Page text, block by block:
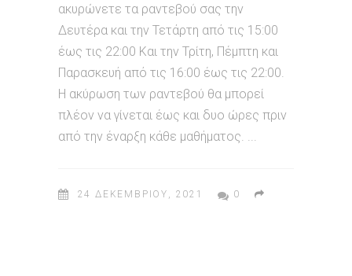
ακυρώνετε τα ραντεβού σας την
Δευτέρα και την Τετάρτη από τις 15:00
έως τις 22:00 Και την Τρίτη, Πέμπτη και
Παρασκευή από τις 16:00 έως τις 22:00.
Η ακύρωση των ραντεβού θα μπορεί
πλέον να γίνεται έως και δυο ώρες πριν
από την έναρξη κάθε μαθήματος.
24 ΔΕΚΕΜΒΡΊΟΥ, 2021 0